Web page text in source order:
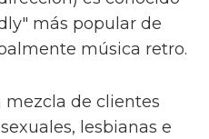
más popular de
música retro.
mezcla de clientes
lesbianas e